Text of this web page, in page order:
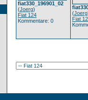
fiat330_196901_02
(Joerg)
Fiat 124
Kommentare: 0
(Joerg
Fiat